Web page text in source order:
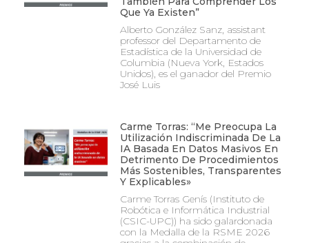
Que Ya Existen”
Alberto González Sanz, assistant
professor del Departamento de
Estadística de la Universidad de
Columbia (Nueva York, Estados
Unidos), es el ganador del Premio
José Luis
Carme Torras: “Me Preocupa La
Utilización Indiscriminada De La
IA Basada En Datos Masivos En
Detrimento De Procedimientos
Más Sostenibles, Transparentes
Y Explicables»
Carme Torras Genís (Instituto de
Robótica e Informática Industrial
(CSIC-UPC)) ha sido galardonada
con la Medalla de la RSME 2026